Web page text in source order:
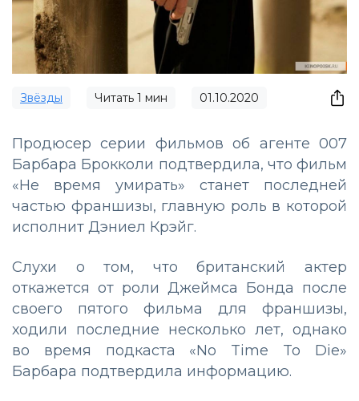
Звёзды Читать 1 мин 01.10.2020
Продюсер серии фильмов об агенте 007
Барбара Брокколи подтвердила, что фильм
«Не время умирать» станет последней
частью франшизы, главную роль в которой
исполнит Дэниел Крэйг.
Слухи о том, что британский актер
откажется от роли Джеймса Бонда после
своего пятого фильма для франшизы,
ходили последние несколько лет, однако
во время подкаста «No Time To Die»
Барбара подтвердила информацию.